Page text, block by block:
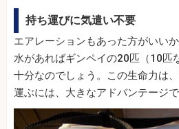
持ち運びに気遣い不要
エアレーションもあった方がいい
水があればギンペイの20匹（10匹
十分なのでしょう。この生命力は
運ぶには、大きなアドバンテージで